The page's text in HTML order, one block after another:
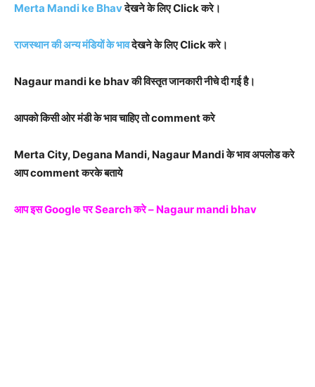
Merta Mandi ke Bhavदेखने के लिए Click करे।
राजस्थान की अन्य मंडियों के भावदेखने के लिए Click करे।
Nagaur mandi ke bhav की विस्तृत जानकारी नीचे दी गई है।
आपको किसी ओर मंडी के भाव चाहिए तो comment करे
Merta City, Degana Mandi, Nagaur Mandi के भाव अपलोड करे
आप comment करके बताये
आप इस Google पर Search करे – Nagaur mandi bhav